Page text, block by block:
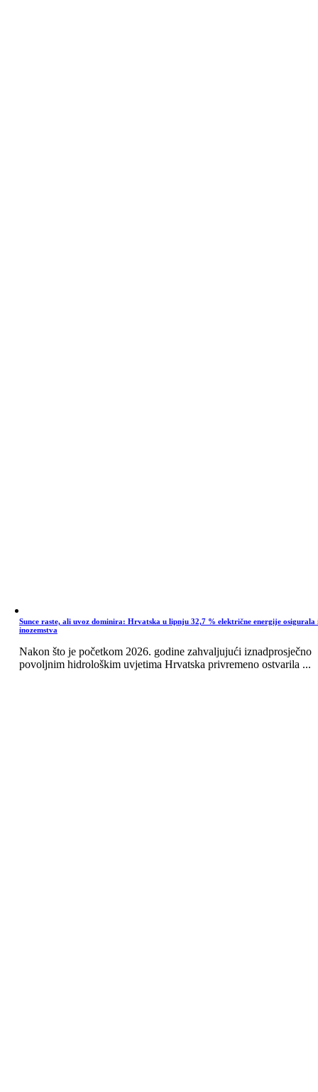
Sunce raste, ali uvoz dominira: Hrvatska u lipnju 32,7 % električne energije osigurala
inozemstva
Nakon što je početkom 2026. godine zahvaljujući iznadprosječno
povoljnim hidrološkim uvjetima Hrvatska privremeno ostvarila ...